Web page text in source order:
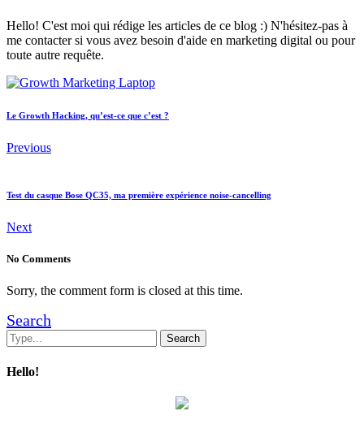
Hello! C'est moi qui rédige les articles de ce blog :) N'hésitez-pas à
me contacter si vous avez besoin d'aide en marketing digital ou pour
toute autre requête.
Le Growth Hacking, qu’est-ce que c’est ?
Previous
Test du casque Bose QC35, ma première expérience noise-cancelling
Next
No Comments
Sorry, the comment form is closed at this time.
Search
Hello!